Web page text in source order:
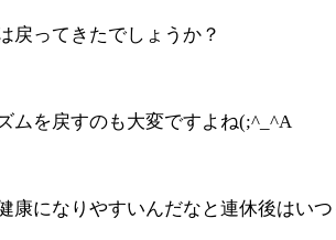
戻ってきたでしょうか？
ムを戻すのも大変ですよね(;^_^A
康になりやすいんだなと連休後はい